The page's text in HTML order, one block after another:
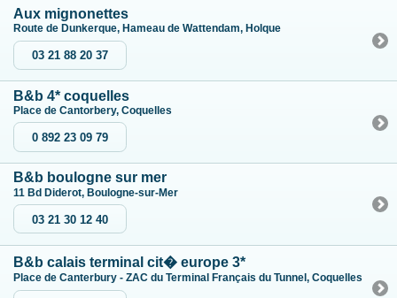
Aux mignonettes
Route de Dunkerque, Hameau de Wattendam, Holque
03 21 88 20 37
B&b 4* coquelles
Place de Cantorbery, Coquelles
0 892 23 09 79
B&b boulogne sur mer
11 Bd Diderot, Boulogne-sur-Mer
03 21 30 12 40
B&b calais terminal cit� europe 3*
Place de Canterbury - ZAC du Terminal Français du Tunnel, Coquelles